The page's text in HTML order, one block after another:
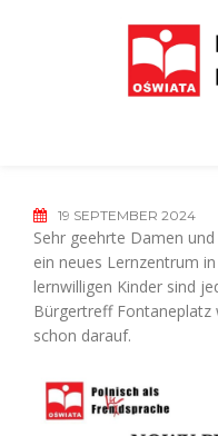
19 SEPTEMBER 2024
Sehr geehrte Damen
ein neues Lernzentrum
lernwilligen Kinder sind
Bürgertreff
schon darauf.